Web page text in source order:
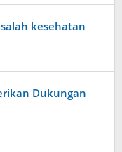
kesehatan
Dukungan